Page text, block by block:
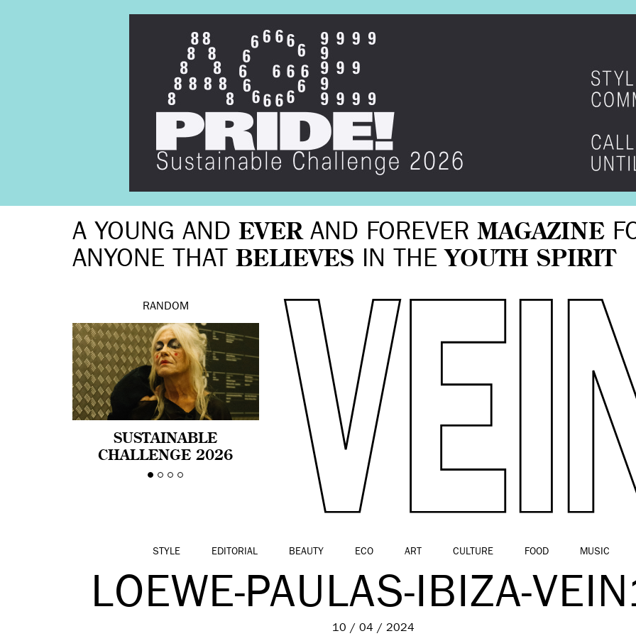
A YOUNG AND EVERAND FOREVER MAGAZINE
ANYONE THAT BELIEVES IN THE YOUTH SPIRIT
RANDOM
SUSTAINABLE
CHALLENGE 2026
CELEBRA LA
STYLE EDITORIAL BEAUTY ECO ART CULTURE FOOD MUSIC
LOEWE-PAULAS-IBIZA-
10 / 04 / 2024